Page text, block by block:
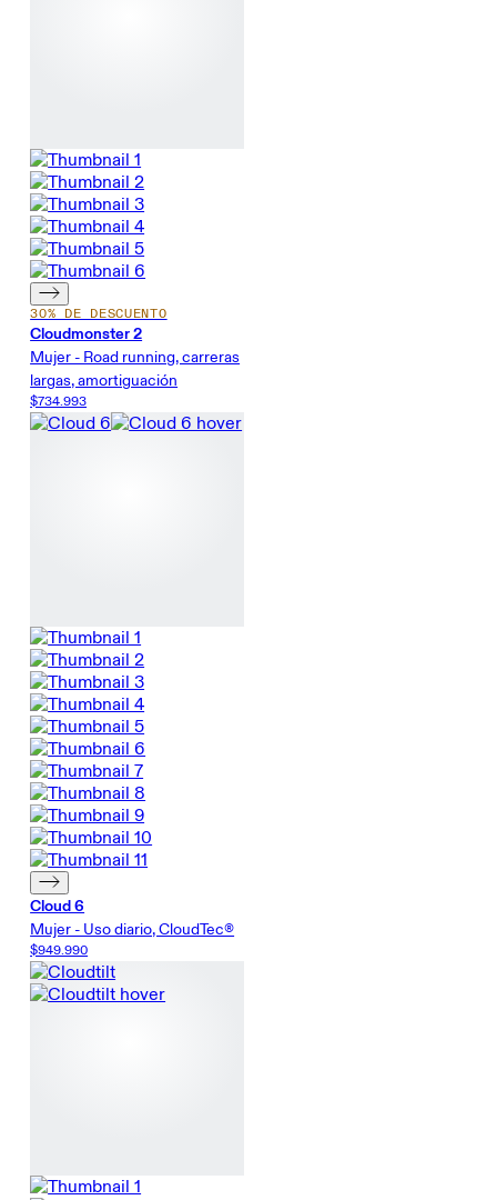
30% DE DESCUENTO
Cloudmonster 2
Mujer - Road running, carreras
largas, amortiguación
$734.993
Cloud 6
Mujer - Uso diario, CloudTec®
$949.990